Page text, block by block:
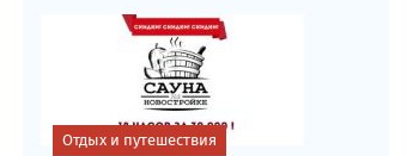
Отдых и путешествия